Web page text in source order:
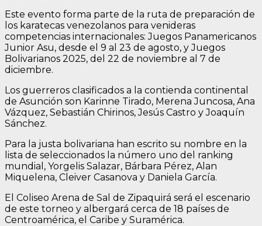
Este evento forma parte de la ruta de preparación de
los karatecas venezolanos para venideras
competencias internacionales: Juegos Panamericanos
Junior Asu, desde el 9 al 23 de agosto, y Juegos
Bolivarianos 2025, del 22 de noviembre al 7 de
diciembre.
Los guerreros clasificados a la contienda continental
de Asunción son Karinne Tirado, Merena Juncosa, Ana
Vázquez, Sebastián Chirinos, Jesús Castro y Joaquín
Sánchez.
Para la justa bolivariana han escrito su nombre en la
lista de seleccionados la número uno del ranking
mundial, Yorgelis Salazar, Bárbara Pérez, Alan
Miquelena, Cleiver Casanova y Daniela García.
El Coliseo Arena de Sal de Zipaquirá será el escenario
de este torneo y albergará cerca de 18 países de
Centroamérica, el Caribe y Suramérica.